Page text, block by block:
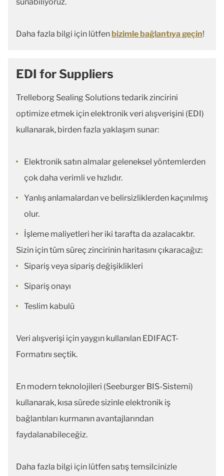
Daha fazla bilgi için lütfen bizimle bağlantıya geçin!
EDI for Suppliers
Trelleborg Sealing Solutions tedarik zincirini
optimize etmek için elektronik veri alışverişini (EDI)
kullanarak, birden fazla yaklaşım sunar:
Elektronik satın almalar geleneksel yöntemlerden
çok daha verimli ve hızlıdır.
Yanlış anlamalardan ve belirsizliklerden kaçınılmış
olur.
İşleme maliyetleri her iki tarafta da azalacaktır.
Sizin için tüm süreç zincirinin haritasını çıkaracağız:
Sipariş veya sipariş değişiklikleri
Sipariş onayı
Teslim kabulü
Veri alışverişi için yaygın kullanılan EDIFACT-
Formatını seçtik.
En modern teknolojileri (Seeburger BIS-Sistemi)
kullanarak, kısa sürede sizinle elektronik iş
bağlantıları kurmanın avantajlarından
faydalanabileceğiz.
Daha fazla bilgi için lütfen satış temsilcinizle